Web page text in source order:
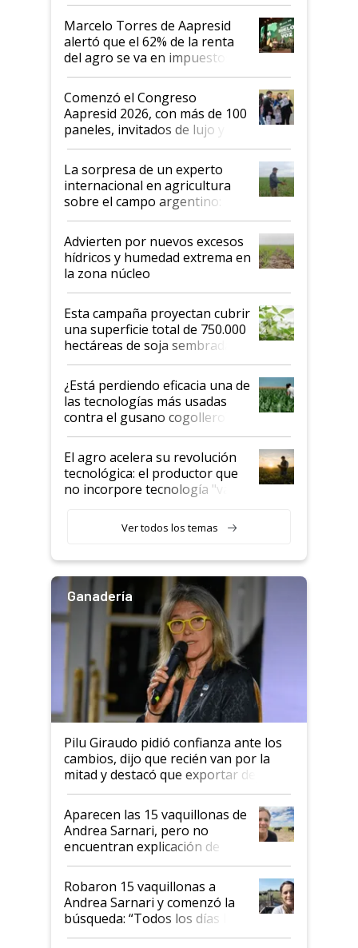
"Los veo más motivados"
Marcelo Torres de Aapresid
alertó que el 62% de la renta
del agro se va en impuestos:
"No es bueno que en
Argentina se sigan discutiendo
las mismas cosas de hace 50
años"
Comenzó el Congreso
Aapresid 2026, con más de 100
paneles, invitados de lujo y
todas las tendencias
La sorpresa de un experto
internacional en agricultura
sobre el campo argentino:
"Estoy muy impresionado"
Advierten por nuevos excesos
hídricos y humedad extrema en
la zona núcleo
Esta campaña proyectan cubrir
una superficie total de 750.000
hectáreas de soja sembradas
con una nueva generación de
variedades que marcan un
salto tecnológico en genética y
rendimiento
¿Está perdiendo eficacia una de
las tecnologías más usadas
contra el gusano cogollero? El
desafío de una tecnología clave
El agro acelera su revolución
tecnológica: el productor que
no incorpore tecnología "va a
Ver todos los temas
Ganadería
Pilu Giraudo pidió confianza ante los
cambios, dijo que recién van por la
mitad y destacó que exportar dejó de
ser "para unos pocos": "Tenemos un
mandato muy claro del gobierno
nacional"
Aparecen las 15 vaquillonas de
Andrea Sarnari, pero no
encuentran explicación de
cómo llegaron allí
Robaron 15 vaquillonas a
Andrea Sarnari y comenzó la
búsqueda: “Todos los días le
toca a algún productor”